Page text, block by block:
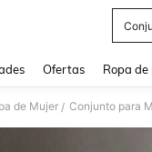
Ofertas Ropa de
de Mujer / Conjunto para